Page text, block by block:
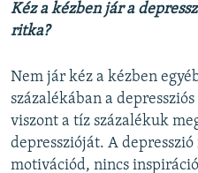
Kéz a kézben jár a
ritka?
Nem jár kéz a kézben
százalékában a
viszont a tíz százalékuk
depresszióját. A
motivációd, nincs